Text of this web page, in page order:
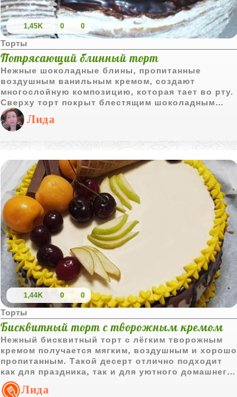
1,45K 0 0
Торты
Потрясающий блинный торт
Нежные шоколадные блины, пропитанные
воздушным ванильным кремом, создают
многослойную композицию, которая тает во рту.
Сверху торт покрыт блестящим шоколадным
ганашем с лёгким ароматом коньяка, придающим
десерту изысканную глубину.
Лида
1,44K 0 0
Торты
Бисквитный торт с творожным кремом
Нежный бисквитный торт с лёгким творожным
кремом получается мягким, воздушным и хорошо
пропитанным. Такой десерт отлично подходит
как для праздника, так и для уютного домашнего
чаепития.
Лида